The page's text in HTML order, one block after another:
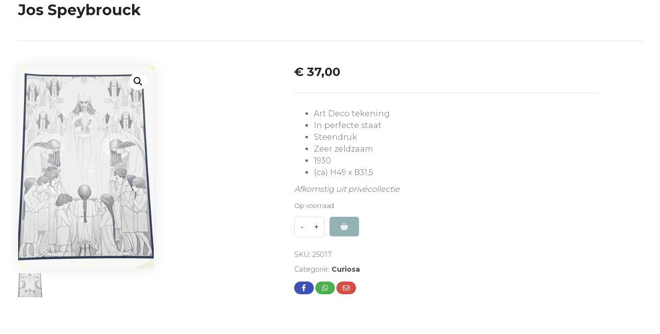
Jos Speybrouck
€37,00
Art Deco tekening
In perfecte staat
Steendruk
Zeer zeldzaam
1930
(ca) H49 x B31,5
Afkomstig uit privécollectie
Op voorraad
SKU: 25017
Categorie: Curiosa